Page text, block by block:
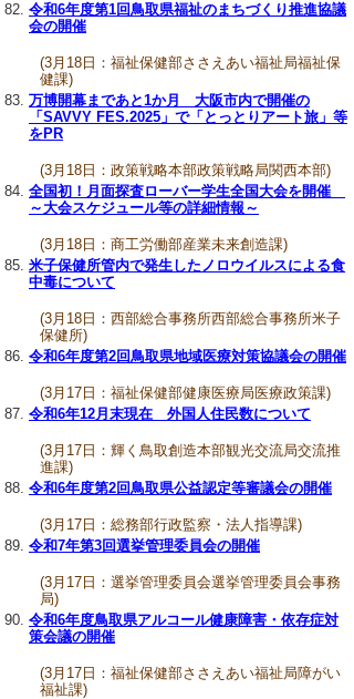
令和6年度第1回鳥取県福祉のまちづくり推進協議
会の開催
(3月18日：福祉保健部ささえあい福祉局福祉保
健課)
万博開幕まであと1か月 大阪市内で開催の
「SAVVY FES.2025」で「とっとりアート旅」等
をPR
(3月18日：政策戦略本部政策戦略局関西本部)
全国初！月面探査ローバー学生全国大会を開催
～大会スケジュール等の詳細情報～
(3月18日：商工労働部産業未来創造課)
米子保健所管内で発生したノロウイルスによる食
中毒について
(3月18日：西部総合事務所西部総合事務所米子
保健所)
令和6年度第2回鳥取県地域医療対策協議会の開催
(3月17日：福祉保健部健康医療局医療政策課)
令和6年12月末現在 外国人住民数について
(3月17日：輝く鳥取創造本部観光交流局交流推
進課)
令和6年度第2回鳥取県公益認定等審議会の開催
(3月17日：総務部行政監察・法人指導課)
令和7年第3回選挙管理委員会の開催
(3月17日：選挙管理委員会選挙管理委員会事務
局)
令和6年度鳥取県アルコール健康障害・依存症対
策会議の開催
(3月17日：福祉保健部ささえあい福祉局障がい
福祉課)